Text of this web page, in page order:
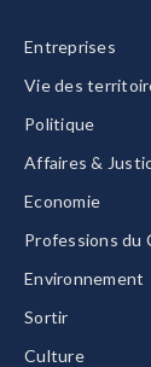
Entreprises
Vie des
Politique
Affaires &
Economie
Professions du
Environnement
Sortir
Culture